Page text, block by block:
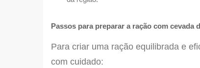
Passos para preparar a ração com cevada
Para criar uma ração equilibrada e
com cuidado: